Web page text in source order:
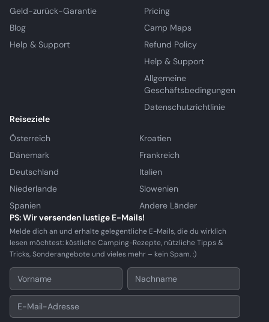
Geld-zurück-Garantie
Blog
Help & Support
Pricing
Camp Maps
Refund Policy
Help & Support
Allgemeine
Geschäftsbedingungen
Datenschutzrichtlinie
Reiseziele
Österreich
Kroatien
Dänemark
Frankreich
Deutschland
Italien
Niederlande
Slowenien
Spanien
Andere Länder
PS: Wir versenden lustige E-Mails!
Melde dich an und erhalte gelegentliche E-Mails, die du wirklich
lesen möchtest: köstliche Camping-Rezepte, nützliche Tipps &
Tricks, Sonderangebote und vieles mehr – kein Spam. :)